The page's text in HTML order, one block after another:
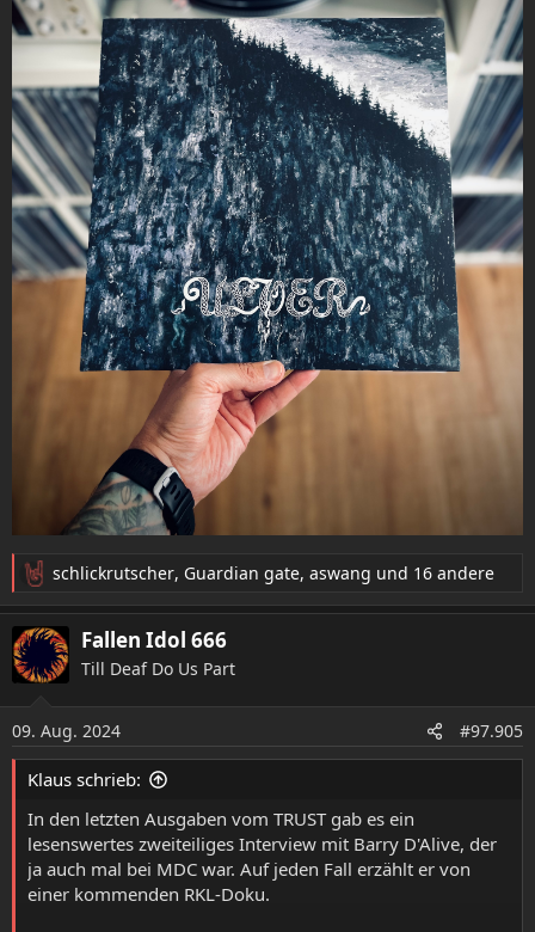
R
e
a
k
t
n
e
n
schlickrutscher, Guardian gate, aswang und 16 andere
Fallen Idol 666
Till Deaf Do Us Part
09. Aug. 2024 #97.905
Klaus schrieb:
In den letzten Ausgaben vom TRUST gab es ein
lesenswertes zweiteiliges Interview mit Barry D'Alive, der
ja auch mal bei MDC war. Auf jeden Fall erzählt er von
einer kommenden RKL-Doku.